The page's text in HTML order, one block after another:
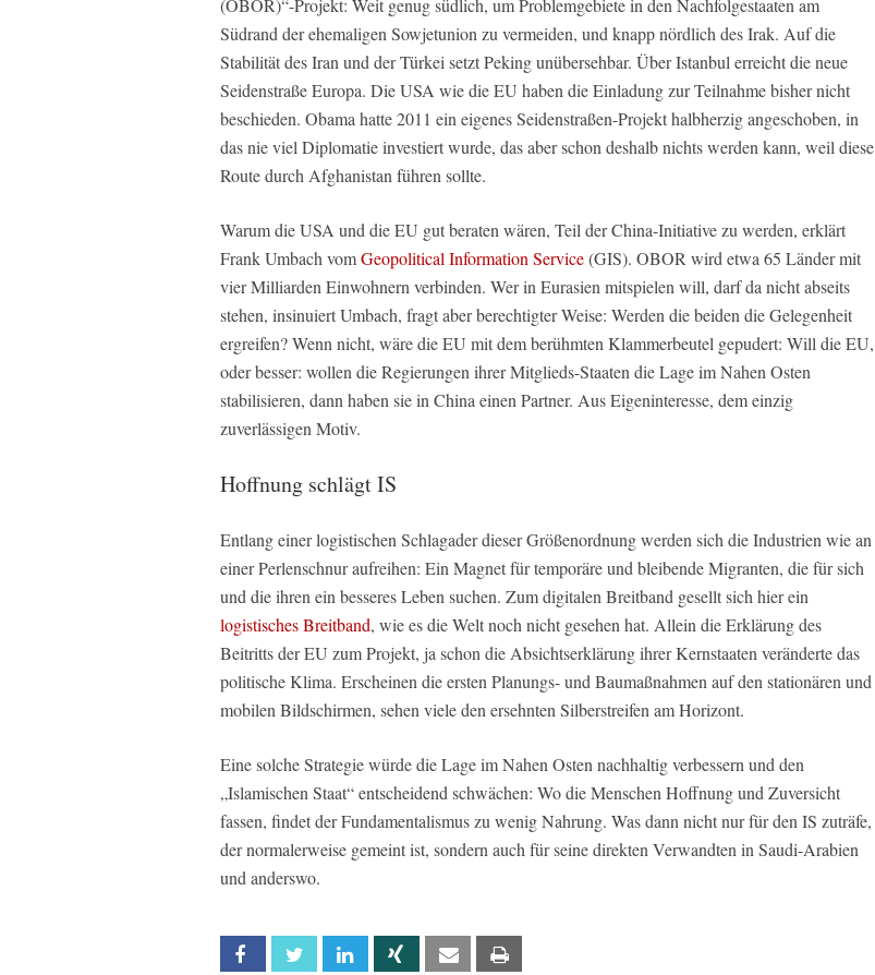
(OBOR)“-Projekt: Weit genug südlich, um Problemgebiete in den Nachfolgestaaten am
Südrand der ehemaligen Sowjetunion zu vermeiden, und knapp nördlich des Irak. Auf die
Stabilität des Iran und der Türkei setzt Peking unübersehbar. Über Istanbul erreicht die neue
Seidenstraße Europa. Die USA wie die EU haben die Einladung zur Teilnahme bisher nicht
beschieden. Obama hatte 2011 ein eigenes Seidenstraßen-Projekt halbherzig angeschoben, in
das nie viel Diplomatie investiert wurde, das aber schon deshalb nichts werden kann, weil diese
Route durch Afghanistan führen sollte.
Warum die USA und die EU gut beraten wären, Teil der China-Initiative zu werden, erklärt
Frank Umbach vomGeopolitical Information Service(GIS). OBOR wird etwa 65 Länder mit
vier Milliarden Einwohnern verbinden. Wer in Eurasien mitspielen will, darf da nicht abseits
stehen, insinuiert Umbach, fragt aber berechtigter Weise: Werden die beiden die Gelegenheit
ergreifen? Wenn nicht, wäre die EU mit dem berühmten Klammerbeutel gepudert: Will die EU,
oder besser: wollen die Regierungen ihrer Mitglieds-Staaten die Lage im Nahen Osten
stabilisieren, dann haben sie in China einen Partner. Aus Eigeninteresse, dem einzig
zuverlässigen Motiv.
Hoffnung schlägt IS
Entlang einer logistischen Schlagader dieser Größenordnung werden sich die Industrien wie an
einer Perlenschnur aufreihen: Ein Magnet für temporäre und bleibende Migranten, die für sich
und die ihren ein besseres Leben suchen. Zum digitalen Breitband gesellt sich hier ein
logistisches Breitband, wie es die Welt noch nicht gesehen hat. Allein die Erklärung des
Beitritts der EU zum Projekt, ja schon die Absichtserklärung ihrer Kernstaaten veränderte das
politische Klima. Erscheinen die ersten Planungs- und Baumaßnahmen auf den stationären und
mobilen Bildschirmen, sehen viele den ersehnten Silberstreifen am Horizont.
Eine solche Strategie würde die Lage im Nahen Osten nachhaltig verbessern und den
„Islamischen Staat“ entscheidend schwächen: Wo die Menschen Hoffnung und Zuversicht
fassen, findet der Fundamentalismus zu wenig Nahrung. Was dann nicht nur für den IS zuträfe,
der normalerweise gemeint ist, sondern auch für seine direkten Verwandten in Saudi-Arabien
und anderswo.
Facebook Twitter Linkedin Xing Email